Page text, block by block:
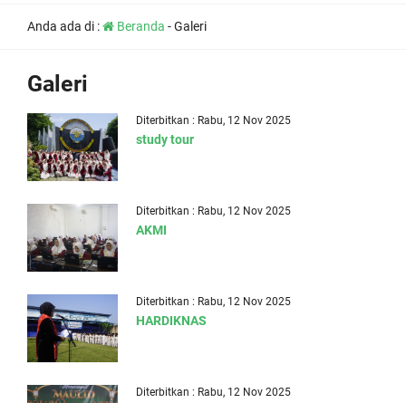
Anda ada di : Beranda -Galeri
Galeri
Diterbitkan : Rabu, 12 Nov 2025
study tour
Diterbitkan : Rabu, 12 Nov 2025
AKMI
Diterbitkan : Rabu, 12 Nov 2025
HARDIKNAS
Diterbitkan : Rabu, 12 Nov 2025